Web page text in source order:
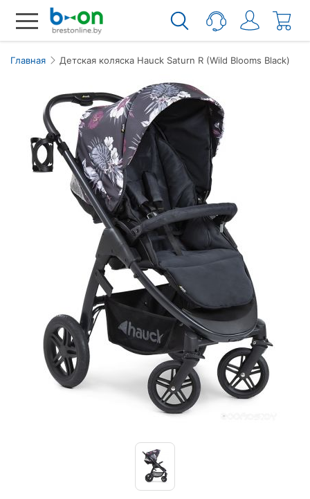
Главная Детская коляска Hauck Saturn R (Wild Blooms Black)